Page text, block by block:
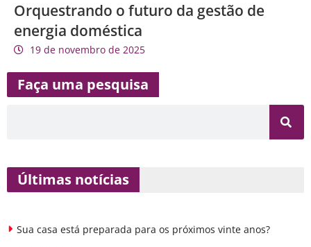
Orquestrando o futuro da gestão de
energia doméstica
19 de novembro de 2025
Faça uma pesquisa
Últimas notícias
Sua casa está preparada para os próximos vinte anos?